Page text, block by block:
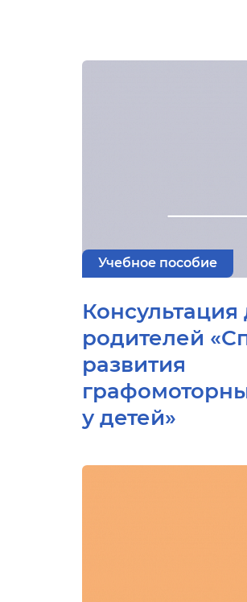
Учебное пособие
Консультация
родителей
развития
у детей»